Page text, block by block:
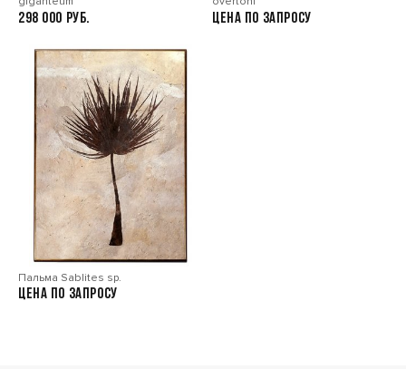
298 000 Цена по запросу
Пальма Sablites sp.
Цена по запросу